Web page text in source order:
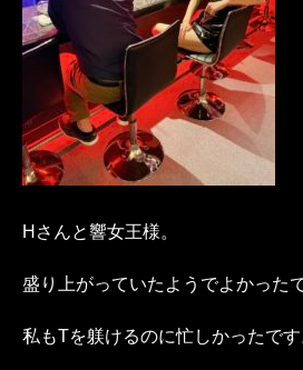
Hさんと響女王様。
盛り上がっていたようでよかった
私もTを躾けるのに忙しかったです